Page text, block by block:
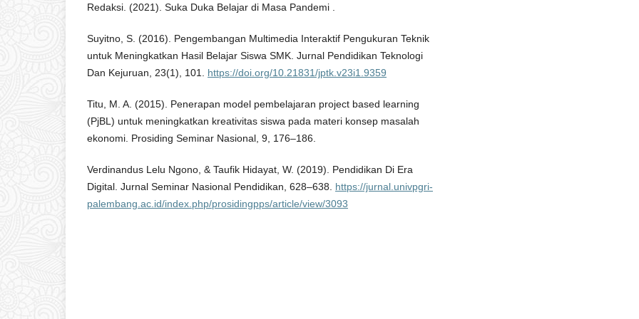
Redaksi. (2021). Suka Duka Belajar di Masa Pandemi .
Suyitno, S. (2016). Pengembangan Multimedia Interaktif Pengukuran Teknik
untuk Meningkatkan Hasil Belajar Siswa SMK. Jurnal Pendidikan Teknologi
Dan Kejuruan, 23(1), 101. https://doi.org/10.21831/jptk.v23i1.9359
Titu, M. A. (2015). Penerapan model pembelajaran project based learning
(PjBL) untuk meningkatkan kreativitas siswa pada materi konsep masalah
ekonomi. Prosiding Seminar Nasional, 9, 176–186.
Verdinandus Lelu Ngono, & Taufik Hidayat, W. (2019). Pendidikan Di Era
Digital. Jurnal Seminar Nasional Pendidikan, 628–638. https://jurnal.univpgri-
palembang.ac.id/index.php/prosidingpps/article/view/3093